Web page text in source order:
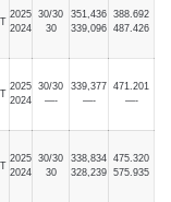
2025
2024
30/30
30
351,436
339,096
388.692
487.426
2025
2024
30/30
—-
339,377
—-
471.201
—-
2025
2024
30/30
30
338,834
328,239
475.320
575.935